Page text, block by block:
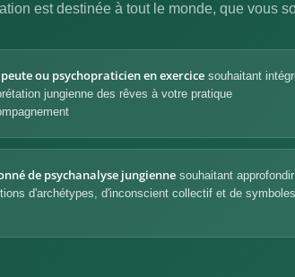
est destinée à tout le monde, que vous
ou psychopraticien en exercice souhaitant
jungienne des rêves à votre pratique
de psychanalyse jungienne souhaitant approfondir
d'archétypes, d'inconscient collectif et de symboles